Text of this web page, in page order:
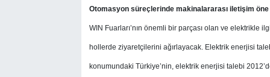
Otomasyon süreçlerinde makinalararası iletişim öne
WIN Fuarları’nın önemli bir parçası olan ve elektrikle
hollerde ziyaretçilerini ağırlayacak. Elektrik enerjisi
konumundaki Türkiye’nin, elektrik enerjisi talebi